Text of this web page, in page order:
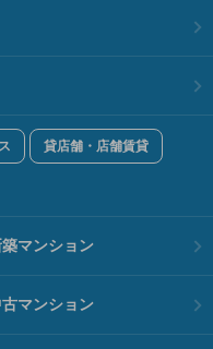
貸店舗・店舗賃貸
築マンション
マンション